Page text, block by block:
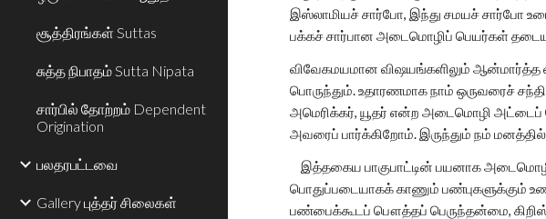
சூத்திரங்கள் Suttas
சுத்த நிபாதம் Sutta Nipata
சார்பில் தோற்றம் Dependent
Origination
பலதரபட்டவை
Gallery புத்தர் சிலைகள்
இஸ்லாமியச் சார்போ, இந்து சமயச் சார்போ
பக்கச் சார்பான அடைமொழிப் பெயர்கள்
விவேகமயமான விஷயங்களிலும் ஆன்மார்த்த
பொருந்தும். உதாரணமாக நாம் ஒருவரைச்
அமெரிக்கர், யூதர் என்ற அடைமொழி
அவரைப் பார்க்கிறோம். இருந்தும் நம் மனத்தில்
இத்தகைய பாகுபாட்டின் பயனாக
பொதுப்படையாகக் காணும் பண்புகளுக்கும்
பண்பைக்கூடப் பௌத்தப் பெருந்தன்மை,